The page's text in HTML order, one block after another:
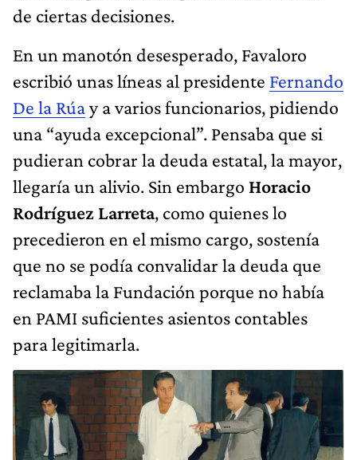
escribió unas líneas al presidente
una “ayuda excepcional”. Pensaba que si
pudieran cobrar la deuda estatal, la mayor,
llegaría un alivio. Sin embargoHoracio
Rodríguez Larreta, como quienes lo
precedieron en el mismo cargo, sostenía
que no se podía convalidar la deuda que
reclamaba la Fundación porque no había
en PAMI suficientes asientos contables
para legitimarla.